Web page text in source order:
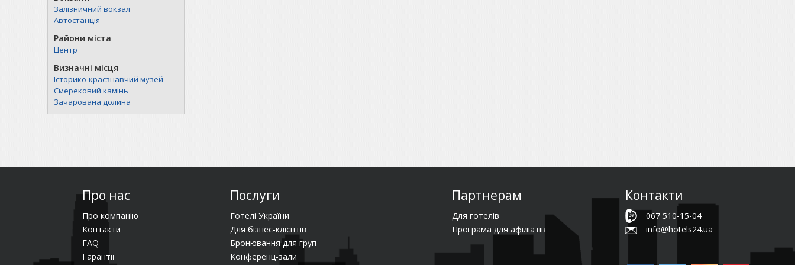
Залізничний вокзал
Автостанція
Райони міста
Центр
Визначні місця
Історико-краєзнавчий музей
Смерековий камінь
Зачарована долина
Про нас
Про компанію
Контакти
FAQ
Гарантії
Послуги
Готелі України
Для бізнес-клієнтів
Бронювання для груп
Конференц-зали
Партнерам
Для готелів
Програма для афіліатів
Контакти
067 510-15-04
info@hotels24.ua